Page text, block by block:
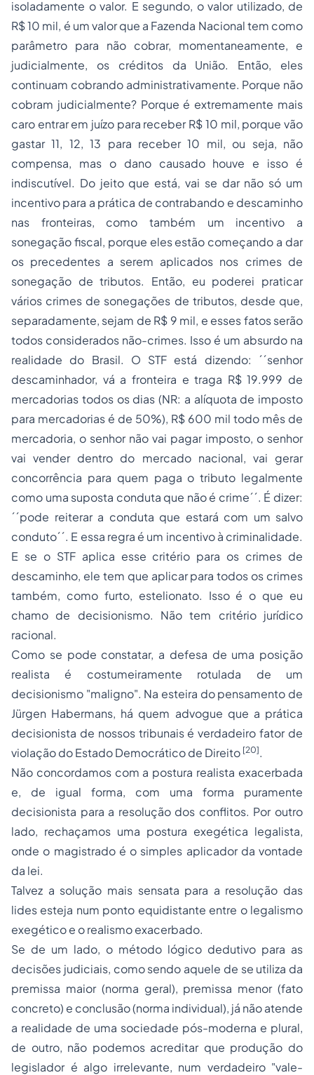
isoladamente o valor. E segundo, o valor utilizado, de
R$ 10 mil, é um valor que a Fazenda Nacional tem como
parâmetro para não cobrar, momentaneamente, e
judicialmente, os créditos da União. Então, eles
continuam cobrando administrativamente. Porque não
cobram judicialmente? Porque é extremamente mais
caro entrar em juízo para receber R$ 10 mil, porque vão
gastar 11, 12, 13 para receber 10 mil, ou seja, não
compensa, mas o dano causado houve e isso é
indiscutível. Do jeito que está, vai se dar não só um
incentivo para a prática de contrabando e descaminho
nas fronteiras, como também um incentivo a
sonegação fiscal, porque eles estão começando a dar
os precedentes a serem aplicados nos crimes de
sonegação de tributos. Então, eu poderei praticar
vários crimes de sonegações de tributos, desde que,
separadamente, sejam de R$ 9 mil, e esses fatos serão
todos considerados não-crimes. Isso é um absurdo na
realidade do Brasil. O STF está dizendo: ´´senhor
descaminhador, vá a fronteira e traga R$ 19.999 de
mercadorias todos os dias (NR: a alíquota de imposto
para mercadorias é de 50%), R$ 600 mil todo mês de
mercadoria, o senhor não vai pagar imposto, o senhor
vai vender dentro do mercado nacional, vai gerar
concorrência para quem paga o tributo legalmente
como uma suposta conduta que não é crime´´. É dizer:
´´pode reiterar a conduta que estará com um salvo
conduto´´. E essa regra é um incentivo à criminalidade.
E se o STF aplica esse critério para os crimes de
descaminho, ele tem que aplicar para todos os crimes
também, como furto, estelionato. Isso é o que eu
chamo de decisionismo. Não tem critério jurídico
racional.
Como se pode constatar, a defesa de uma posição
realista é costumeiramente rotulada de um
decisionismo "maligno". Na esteira do pensamento de
Jürgen Habermans, há quem advogue que a prática
decisionista de nossos tribunais é verdadeiro fator de
violação do Estado Democrático de Direito [20].
Não concordamos com a postura realista exacerbada
e, de igual forma, com uma forma puramente
decisionista para a resolução dos conflitos. Por outro
lado, rechaçamos uma postura exegética legalista,
onde o magistrado é o simples aplicador da vontade
da lei.
Talvez a solução mais sensata para a resolução das
lides esteja num ponto equidistante entre o legalismo
exegético e o realismo exacerbado.
Se de um lado, o método lógico dedutivo para as
decisões judiciais, como sendo aquele de se utiliza da
premissa maior (norma geral), premissa menor (fato
concreto) e conclusão (norma individual), já não atende
a realidade de uma sociedade pós-moderna e plural,
de outro, não podemos acreditar que produção do
legislador é algo irrelevante, num verdadeiro "vale-